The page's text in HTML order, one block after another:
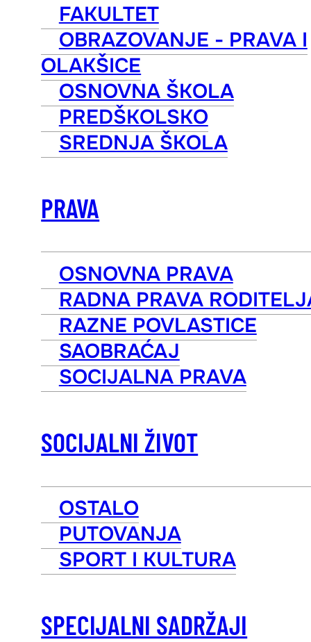
FAKULTET
OBRAZOVANJE - PRAVA I
OLAKŠICE
OSNOVNA ŠKOLA
PREDŠKOLSKO
SREDNJA ŠKOLA
PRAVA
OSNOVNA PRAVA
RADNA PRAVA
RAZNE POVLASTICE
SAOBRAĆAJ
SOCIJALNA PRAVA
SOCIJALNI ŽIVOT
OSTALO
PUTOVANJA
SPORT I KULTURA
SPECIJALNI SADRŽAJI